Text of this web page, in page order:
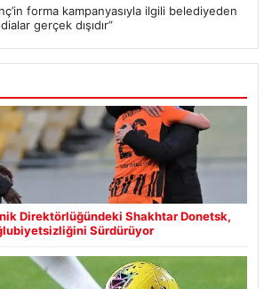
forma kampanyasıyla ilgili belediyeden
gerçek dışıdır”
Direktörlüğündeki Shakhtar Donetsk,
Sürdürüyor